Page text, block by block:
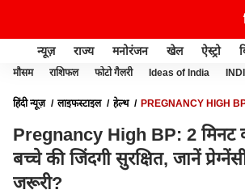
न्यूज़ राज्य मनोरंजन खेल ऐस्ट्रो
मौसम राशिफल फोटो गैलरी Ideas of India
हिंदी न्यूज़ लाइफस्टाइल हेल्थ
PREGNANCY HIGH
Pregnancy High BP: 2 मिनट
बच्चे की जिंदगी सुरक्षित, जानें
जरूरी?